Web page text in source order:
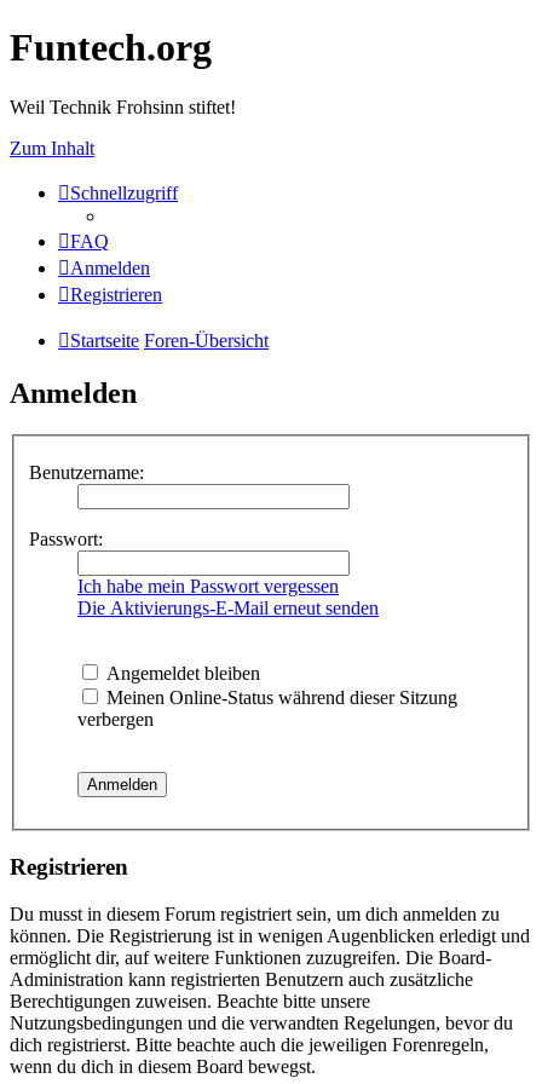
Funtech.org
Weil Technik Frohsinn stiftet!
Zum Inhalt
Schnellzugriff
FAQ
Anmelden
Registrieren
Startseite Foren-Übersicht
Anmelden
Benutzername:
Passwort:
Ich habe mein Passwort vergessen
Die Aktivierungs-E-Mail erneut senden
Angemeldet bleiben
Meinen Online-Status während dieser Sitzung
verbergen
Registrieren
Du musst in diesem Forum registriert sein, um dich anmelden zu
können. Die Registrierung ist in wenigen Augenblicken erledigt und
ermöglicht dir, auf weitere Funktionen zuzugreifen. Die Board-
Administration kann registrierten Benutzern auch zusätzliche
Berechtigungen zuweisen. Beachte bitte unsere
Nutzungsbedingungen und die verwandten Regelungen, bevor du
dich registrierst. Bitte beachte auch die jeweiligen Forenregeln,
wenn du dich in diesem Board bewegst.